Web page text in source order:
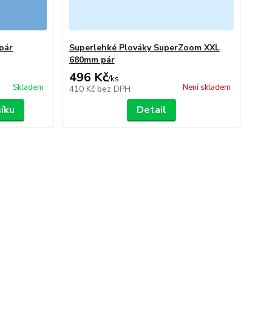
Skladem
Superlehké Plováky SuperZoom XXL
680mm pár
496 Kč/ks
410 Kč bez DPH Není skladem
Detail